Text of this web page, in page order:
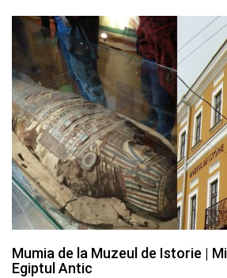
Mumia de la Muzeul de Istorie |
Egiptul Antic